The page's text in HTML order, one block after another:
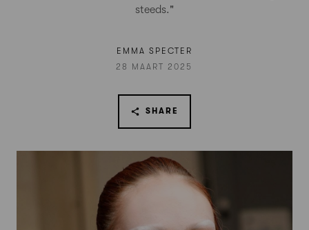
steeds."
EMMA SPECTER
28 MAART 2025
SHARE